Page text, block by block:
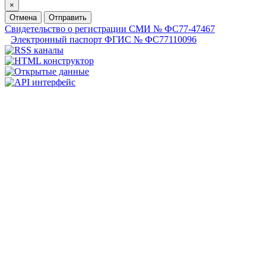
×
Отмена
Отправить
Свидетельство о регистрации СМИ № ФС77-47467
Электронный паспорт ФГИС № ФС77110096